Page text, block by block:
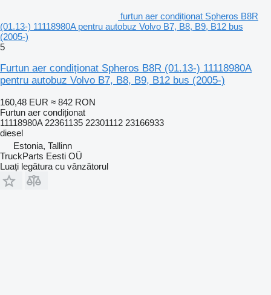
furtun aer condiționat Spheros B8R
(01.13-) 11118980A pentru autobuz Volvo B7, B8, B9, B12 bus
(2005-)
5
Furtun aer condiționat Spheros B8R (01.13-) 11118980A
pentru autobuz Volvo B7, B8, B9, B12 bus (2005-)
160,48 EUR ≈ 842 RON
Furtun aer condiționat
11118980A 22361135 22301112 23166933
diesel
Estonia, Tallinn
TruckParts Eesti OÜ
Luați legătura cu vânzătorul